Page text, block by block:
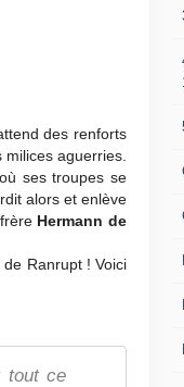
des renforts
aguerries.
ses troupes se
alors et enlève
Hermann de
Ranrupt ! Voici
tout ce